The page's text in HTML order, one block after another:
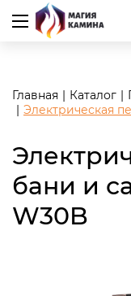
<meta
Главная Каталог
Электрическая
бани и
W30B